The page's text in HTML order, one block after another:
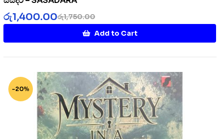
රු1,750.00
රු1,400.00
Add to Cart
-20%